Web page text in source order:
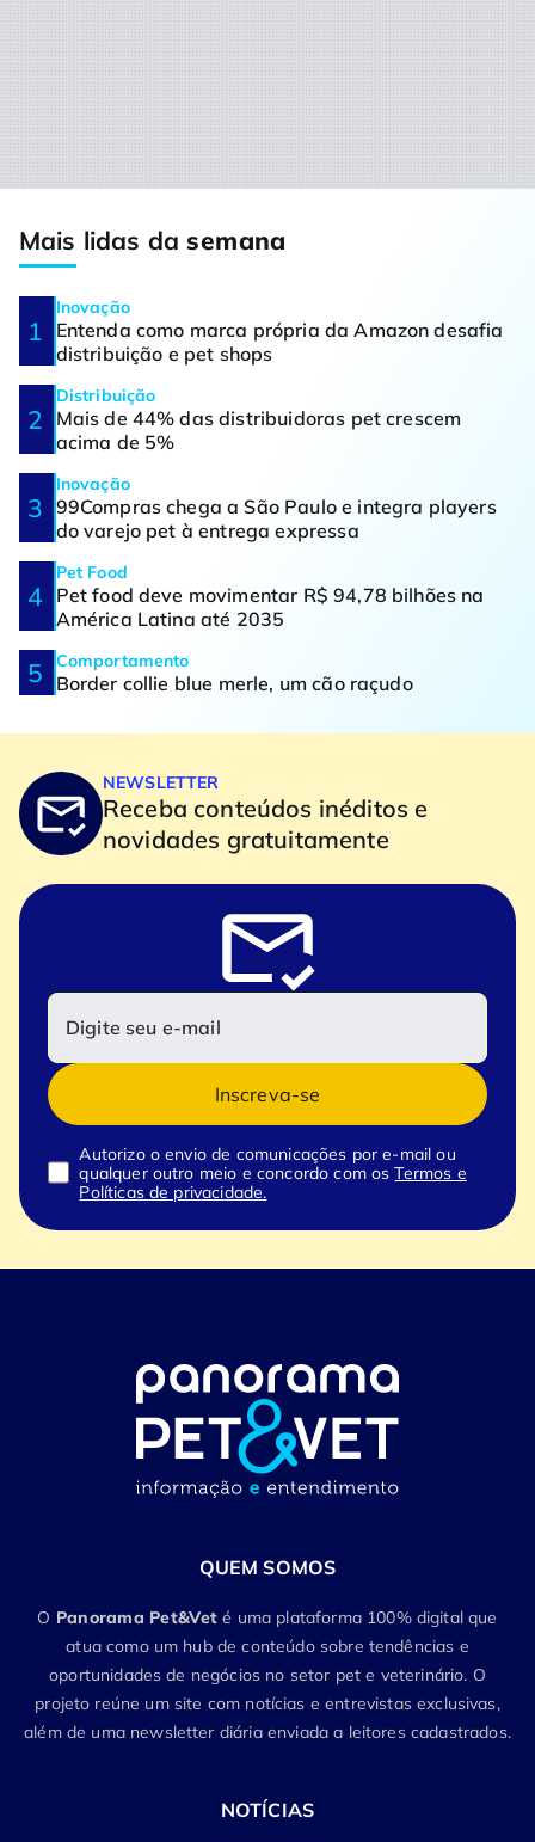
Mais lidas dasemana
Inovação
Entenda como marca própria da Amazon desafia
distribuição e pet shops
Distribuição
Mais de 44% das distribuidoras pet crescem
acima de 5%
Inovação
99Compras chega a São Paulo e integra players
do varejo pet à entrega expressa
Pet Food
Pet food deve movimentar R$ 94,78 bilhões na
América Latina até 2035
Comportamento
Border collie blue merle, um cão raçudo
NEWSLETTER
Receba conteúdos inéditos e
novidades gratuitamente
Inscreva-se
Autorizo o envio de comunicações por e-mail ou
qualquer outro meio e concordo com osTermos e
Políticas de privacidade.
QUEM SOMOS
O Panorama Pet&Vet é uma plataforma 100% digital que
atua como um hub de conteúdo sobre tendências e
oportunidades de negócios no setor pet e veterinário. O
projeto reúne um site com notícias e entrevistas exclusivas,
além de uma newsletter diária enviada a leitores cadastrados.
NOTÍCIAS